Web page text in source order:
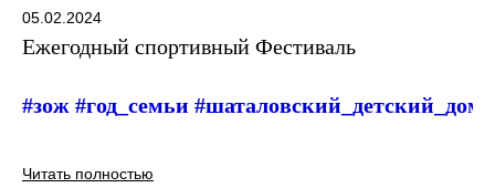
05.02.2024
Ежегодный спортивный Фестиваль
#зож #год_семьи #шаталовский_детский_дом
Читать полностью